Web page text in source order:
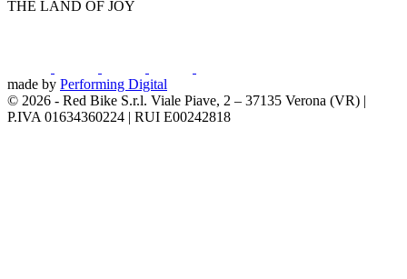
THE LAND OF JOY
made by Performing Digital
© 2026 - Red Bike S.r.l. Viale Piave, 2 – 37135 Verona (VR) |
P.IVA 01634360224 | RUI E00242818